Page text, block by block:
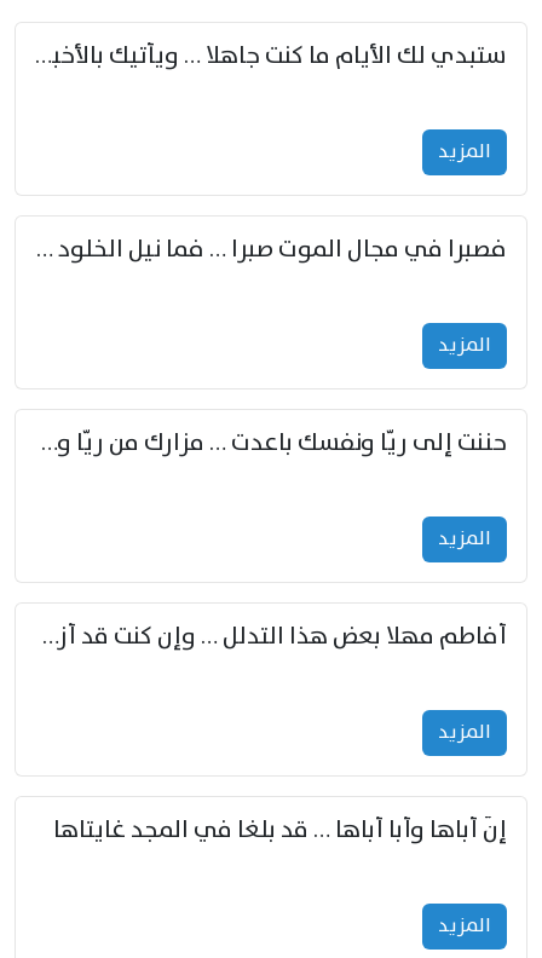
ستبدي لك الأيام ما كنت جاهلا … ويأتيك بالأخبار من لم تزوّد
المزید
فصبرا في مجال الموت صبرا … فما نيل الخلود بمستطاع
المزید
حننت إلى ريّا ونفسك باعدت … مزارك من ريّا وشعباكما معا
المزید
أفاطم مهلا بعض هذا التدلل … وإن كنت قد أزمعت صرمي فأجملي
المزید
إنّ أباها وأبا أباها … قد بلغا في المجد غايتاها
المزید